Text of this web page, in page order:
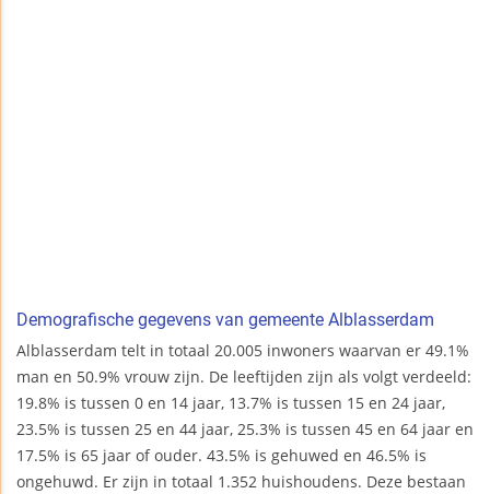
Demografische gegevens van gemeente Alblasserdam
Alblasserdam telt in totaal 20.005 inwoners waarvan er 49.1%
man en 50.9% vrouw zijn. De leeftijden zijn als volgt verdeeld:
19.8% is tussen 0 en 14 jaar, 13.7% is tussen 15 en 24 jaar,
23.5% is tussen 25 en 44 jaar, 25.3% is tussen 45 en 64 jaar en
17.5% is 65 jaar of ouder. 43.5% is gehuwed en 46.5% is
ongehuwd. Er zijn in totaal 1.352 huishoudens. Deze bestaan